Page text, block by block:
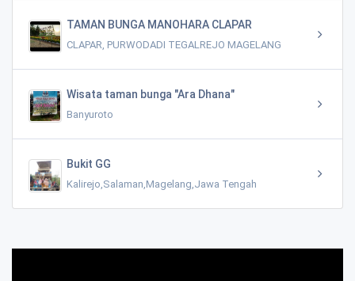
TAMAN BUNGA MANOHARA CLAPAR
CLAPAR, PURWODADI TEGALREJO MAGELANG
Wisata taman bunga "Ara Dhana"
Banyuroto
Bukit GG
Kalirejo,Salaman,Magelang,Jawa Tengah